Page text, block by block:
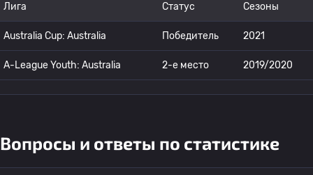
Лига Статус Сезоны
Australia Cup: Australia Победитель 2021
A-League Youth: Australia 2-е место 2019/2020
Вопросы и ответы по статистике